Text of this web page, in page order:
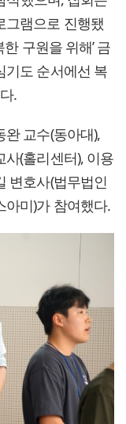
그램으로 진행됐
구원을 위해’ 금
기도 순서에선 복
.
완 교수(동아대),
사(홀리센터), 이용
변호사(법무법인
아미)가 참여했다.